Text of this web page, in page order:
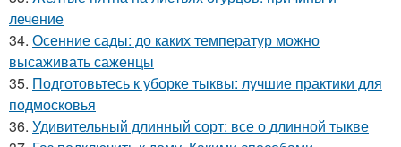
лечение
34. Осенние сады: до каких температур можно
высаживать саженцы
35. Подготовьтесь к уборке тыквы: лучшие практики для
подмосковья
36. Удивительный длинный сорт: все о длинной тыкве